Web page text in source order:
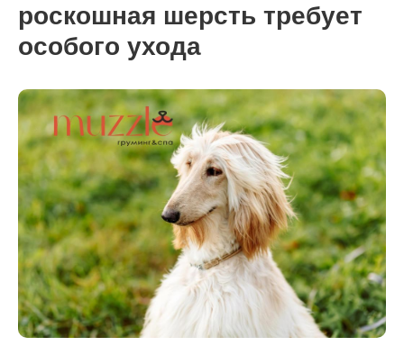
роскошная шерсть требует
особого ухода